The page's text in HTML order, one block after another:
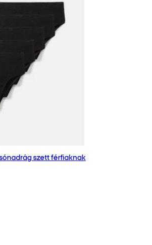
szett férfiaknak